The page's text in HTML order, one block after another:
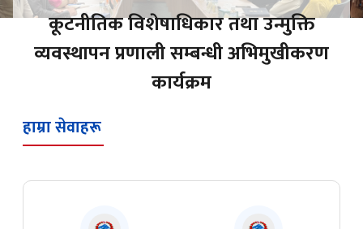
कूटनीतिक विशेषाधिकार तथा उन्मुक्ति
व्यवस्थापन प्रणाली सम्बन्धी अभिमुखीकरण
कार्यक्रम
हाम्रा सेवाहरू